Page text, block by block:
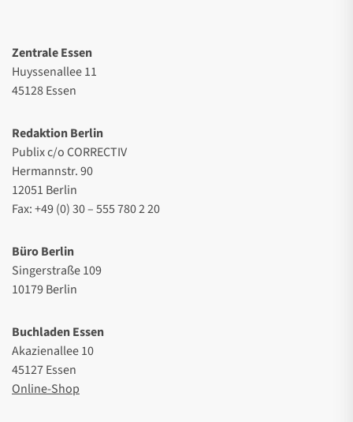
Zentrale Essen
Huyssenallee 11
45128 Essen
Redaktion Berlin
Publix c/o CORRECTIV
Hermannstr. 90
12051 Berlin
Fax: +49 (0) 30 – 555 780 2 20
Büro Berlin
Singerstraße 109
10179 Berlin
Buchladen Essen
Akazienallee 10
45127 Essen
Online-Shop